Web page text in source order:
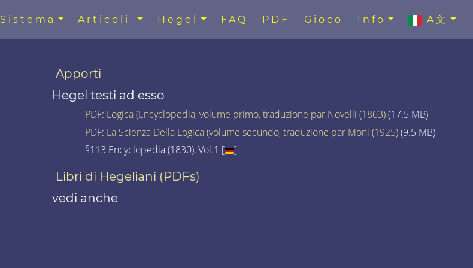
Sistema Articoli Hegel FAQ PDF Gioco Info A文
Apporti
Hegel testi ad esso
PDF: Logica (Encyclopedia, volume primo, traduzione par Novelli (1863)(17.5 MB)
PDF: La Scienza Della Logica (volume secundo, traduzione par Moni (1925)(9.5 MB)
§113 Encyclopedia (1830), Vol.1 [
]
Libri di Hegeliani (PDFs)
vedi anche